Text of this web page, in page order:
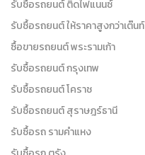
รับซื้อรถยนต์ ติดไฟแนนซ์
รับซื้อรถยนต์ ให้ราคาสูงกว่าเต๊นท์
ซื้อขายรถยนต์ พระรามเก้า
รับซื้อรถยนต์ กรุงเทพ
รับซื้อรถยนต์ โคราช
รับซื้อรถยนต์ สุราษฎร์ธานี
รับซื้อรถ รามคำแหง